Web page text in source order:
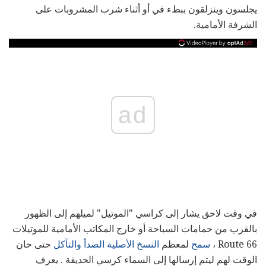
يجلسون وينزلقون ببطء في أو أثناء شرب المشروبات على
الشرفة الأمامية.
ad
في وقت لاحق يشار إلى كراسي "الموتيل" لميلهم إلى الظهور
بالقرب من حمامات السباحة أو خارج المكاتب الأمامية للموتيلات
Route 66 ،
سمح لمعظم النسخ الأصلية الصدأ والتآكل حتى حان
الوقت لهم ليتم إرسالها إلى السماء كرسي الحديقة . يعرف